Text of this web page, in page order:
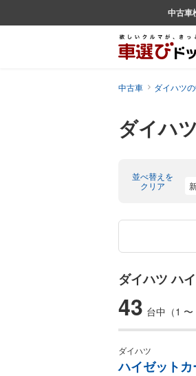
ダイハ
中古車
中古車 ダイハツ
並べ替えを
クリア
ダイハツ ハ
43 台中（1 〜
ダイハツ
ハイゼット